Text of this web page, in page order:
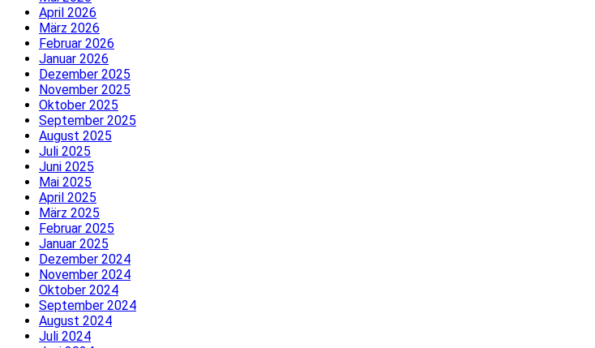
April 2026
März 2026
Februar 2026
Januar 2026
Dezember 2025
November 2025
Oktober 2025
September 2025
August 2025
Juli 2025
Juni 2025
Mai 2025
April 2025
März 2025
Februar 2025
Januar 2025
Dezember 2024
November 2024
Oktober 2024
September 2024
August 2024
Juli 2024